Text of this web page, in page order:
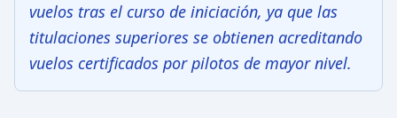
vuelos tras el curso de iniciación, ya que las
titulaciones superiores se obtienen acreditando
vuelos certificados por pilotos de mayor nivel.